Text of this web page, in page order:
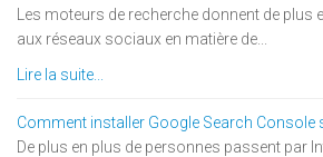
Les moteurs de recherche donnent de
aux réseaux sociaux en matière de...
Lire la suite...
Comment installer Google Search Console
De plus en plus de personnes passent par